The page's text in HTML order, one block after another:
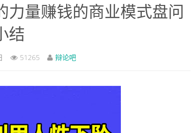
力量赚钱的商业模式盘问
结
51265 辩论吧